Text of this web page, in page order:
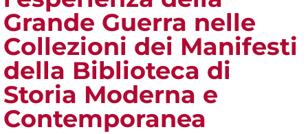
Grande Guerra nelle
Collezioni dei Manifesti
della Biblioteca di
Storia Moderna e
Contemporanea